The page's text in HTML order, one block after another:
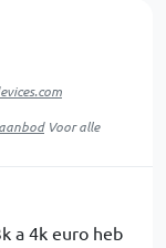
Voor alle
a 4k euro heb